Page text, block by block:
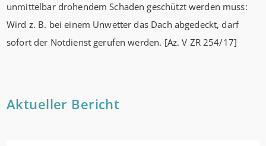
unmittelbar drohendem Schaden geschützt werden muss:
Wird z. B. bei einem Unwetter das Dach abgedeckt, darf
sofort der Notdienst gerufen werden. [Az. V ZR 254/17]
Aktueller Bericht